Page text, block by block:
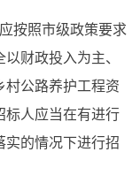
按照市级政策要求
财政投入为主、
村公路养护工程资
标人应当在有进行
实的情况下进行招